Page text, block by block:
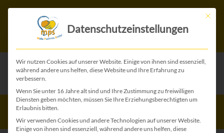
zu den Videos
Fotos 2025
Mit
Datenschutzeinstellungen
Wir nutzen Cookies auf unserer Website. Einige von ihnen sind essenziell,
während andere uns helfen, diese Website und Ihre Erfahrung zu
verbessern.
Wenn Sie unter 16 Jahre alt sind und Ihre Zustimmung zu freiwilligen
Diensten geben möchten, müssen Sie Ihre Erziehungsberechtigten um
Erlaubnis bitten.
Wir verwenden Cookies und andere Technologien auf unserer Website.
Einige von ihnen sind essenziell, während andere uns helfen, diese